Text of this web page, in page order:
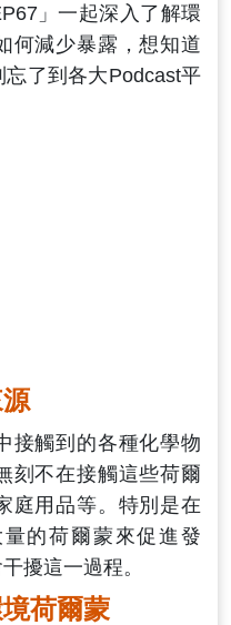
」一起深入了解環
何減少暴露，想知道
了到各大Podcast平
接觸到的各種化學物
刻不在接觸這些荷爾
庭用品等。特別是在
的荷爾蒙來促進發
擾這一過程。
荷爾蒙